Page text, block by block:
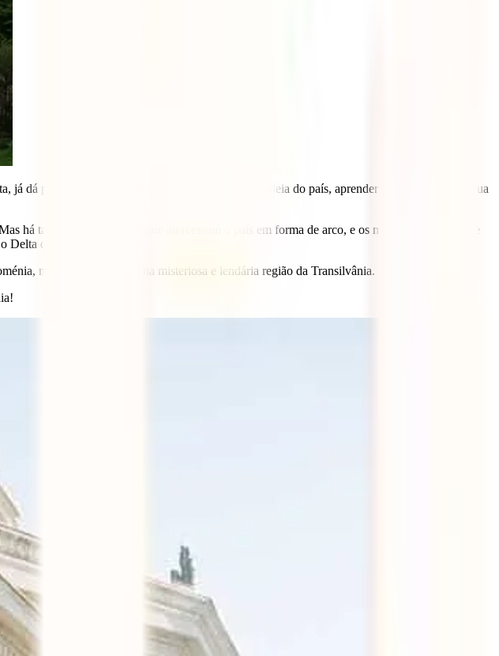
já dá para
e ter uma ideia do país, aprender certos detalhes da sua
há também os Cárpatos, que atravessam o país em forma de arco, e os mosteiros pintados de
Delta do Danúbio.
mais concretamente, na misteriosa e lendária região da Transilvânia.